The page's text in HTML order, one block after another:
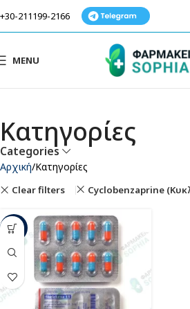
+30-211199-2166
MENU
Κατηγορίες
Categories
Αρχική Κατηγορίες
Clear filters Cyclobenzaprine
-37%